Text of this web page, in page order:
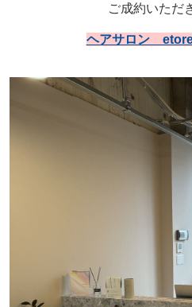
ご成約いただ
ヘアサロン